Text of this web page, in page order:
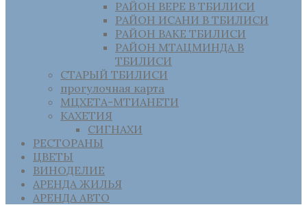
РАЙОН ВЕРЕ В ТБИЛИСИ
РАЙОН ИСАНИ В ТБИЛИСИ
РАЙОН ВАКЕ ТБИЛИСИ
РАЙОН МТАЦМИНДА В
ТБИЛИСИ
СТАРЫЙ ТБИЛИСИ
прогулочная карта
МЦХЕТА-МТИАНЕТИ
КАХЕТИЯ
СИГНАХИ
РЕСТОРАНЫ
ЦВЕТЫ
ВИНОДЕЛИЕ
АРЕНДА ЖИЛЬЯ
АРЕНДА АВТО